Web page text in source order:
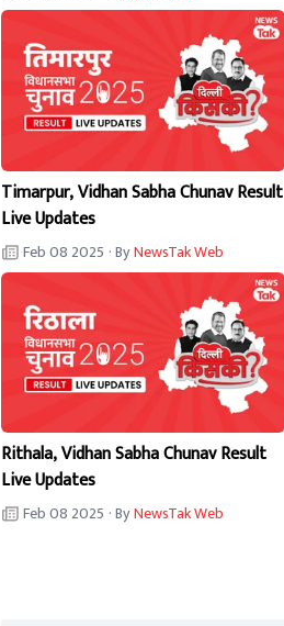
Timarpur, Vidhan Sabha Chunav Result
Live Updates
Feb 08 2025 · ByNewsTak Web
Rithala, Vidhan Sabha Chunav Result
Live Updates
Feb 08 2025 · ByNewsTak Web